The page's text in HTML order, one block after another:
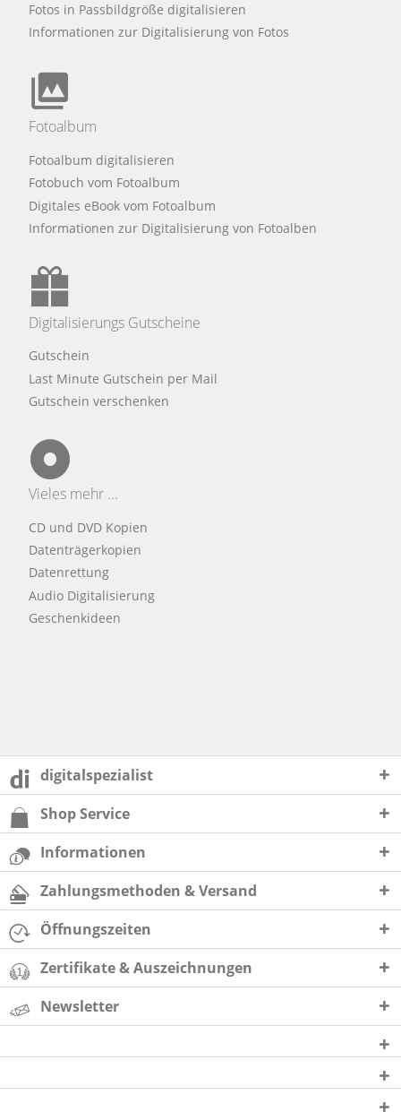
Fotos in Passbildgröße digitalisieren
Informationen zur Digitalisierung von Fotos
Fotoalbum
Fotoalbum digitalisieren
Fotobuch vom Fotoalbum
Digitales eBook vom Fotoalbum
Informationen zur Digitalisierung von Fotoalben
Digitalisierungs Gutscheine
Gutschein
Last Minute Gutschein per Mail
Gutschein verschenken
Vieles mehr ...
CD und DVD Kopien
Datenträgerkopien
Datenrettung
Audio Digitalisierung
Geschenkideen
digitalspezialist
Shop Service
Informationen
Zahlungsmethoden & Versand
Öffnungszeiten
Zertifikate & Auszeichnungen
Newsletter